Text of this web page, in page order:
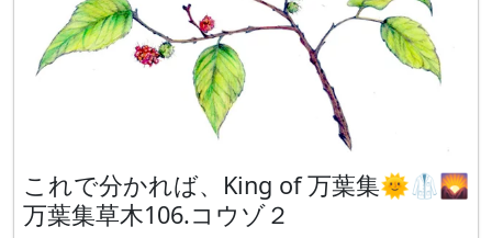
これで分かれば、King of 万葉集🌞🥼🌄
万葉集草木106.コウゾ２